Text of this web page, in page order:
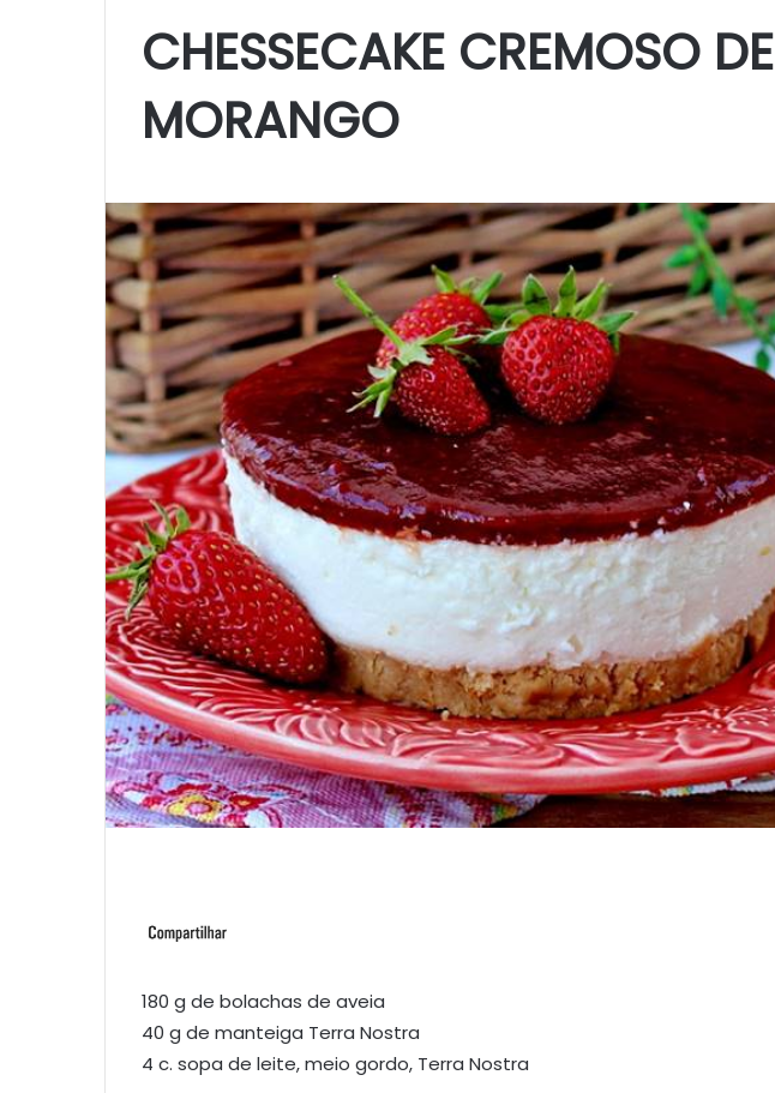
CHESSECAKE CREMOSO DE
MORANGO
180 g de bolachas de aveia
40 g de manteiga Terra Nostra
4 c. sopa de leite, meio gordo, Terra Nostra